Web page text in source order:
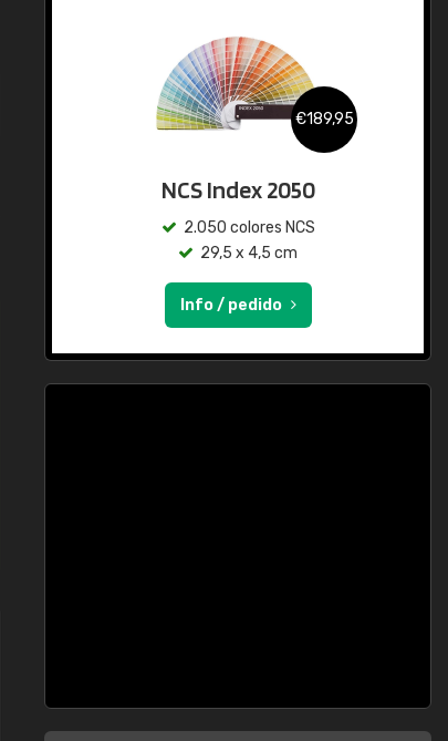
€189,95
NCS Index 2050
2.050 colores NCS
29,5 x 4,5 cm
Info / pedido